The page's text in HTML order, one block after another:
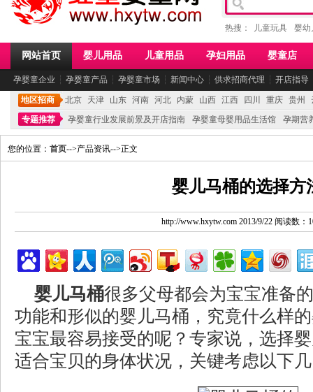
热搜： 儿童玩具 婴幼
网站首页 婴儿用品 儿童用品 孕妇用品 婴童店
孕婴童企业 ┆ 孕婴童产品 ┆ 孕婴童市场 ┆ 新闻中心 ┆ 供求招商代理 ┆ 开店指导
地区招商 北京 天津 山东 河南 河北 内蒙 山西 江西 四川 重庆 贵州
专题推荐
孕婴童行业发展前景及开店指南 孕婴童母婴用品生活馆 孕期营
您的位置： 首页-->产品资讯-->正文
婴儿马桶的选择方
http://www.hxytw.com 2013/9/22 阅读数：
婴儿马桶很多父母都会为宝宝准备
功能和形似的婴儿马桶，究竟什么样
宝宝最容易接受的呢？专家说，选择
适合宝贝的身体状况，关键考虑以下